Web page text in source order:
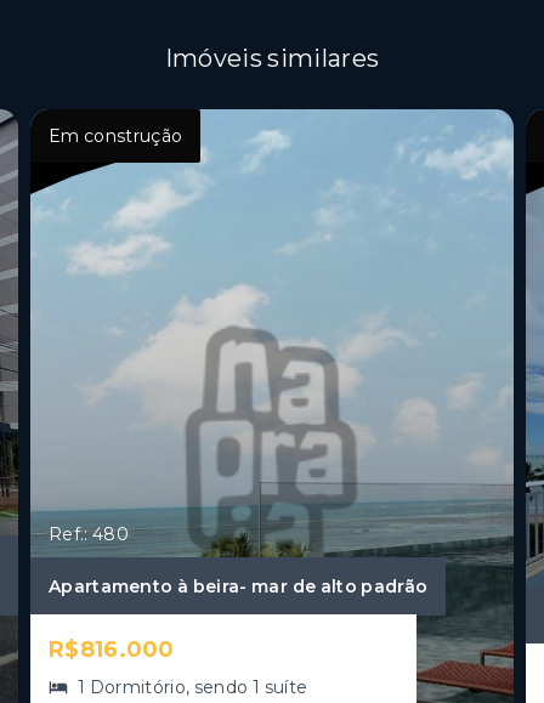
Imóveis similares
Em construção
Ref.: 480
Apartamento à beira- mar de alto padrão
R$816.000
1 Dormitório, sendo 1 suíte